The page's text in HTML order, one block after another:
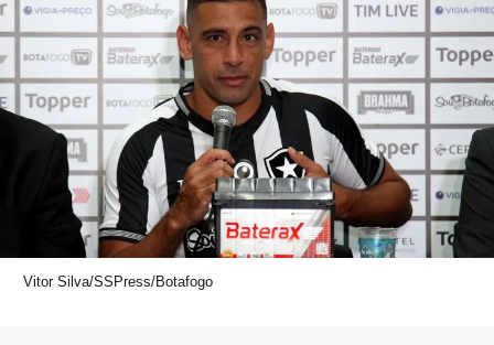
Vitor Silva/SSPress/Botafogo